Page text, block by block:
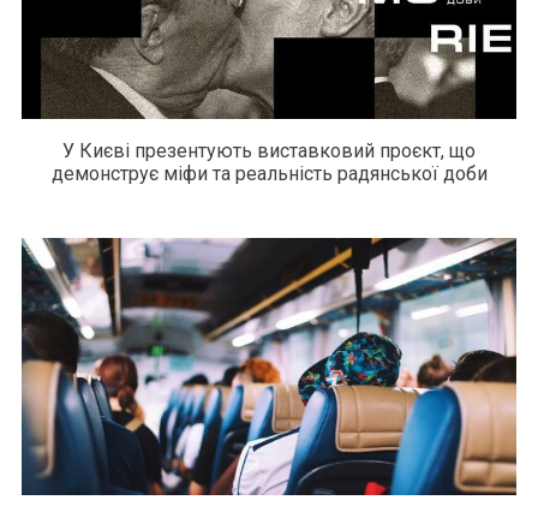
У Києві презентують виставковий проєкт, що
демонструє міфи та реальність радянської доби